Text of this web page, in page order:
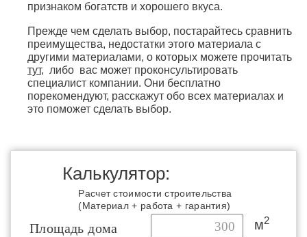
признаком богатств и хорошего вкуса.
Прежде чем сделать выбор, постарайтесь сравнить
преимущества, недостатки этого материала с
другими материалами, о которых можете прочитать
тут, либо вас может проконсультировать
специалист компании. Они бесплатно
порекомендуют, расскажут обо всех материалах и
это поможет сделать выбор.
Калькулятор:
Расчет стоимости строительства
(Материал + работа + гарантия)
Площадь дома м2